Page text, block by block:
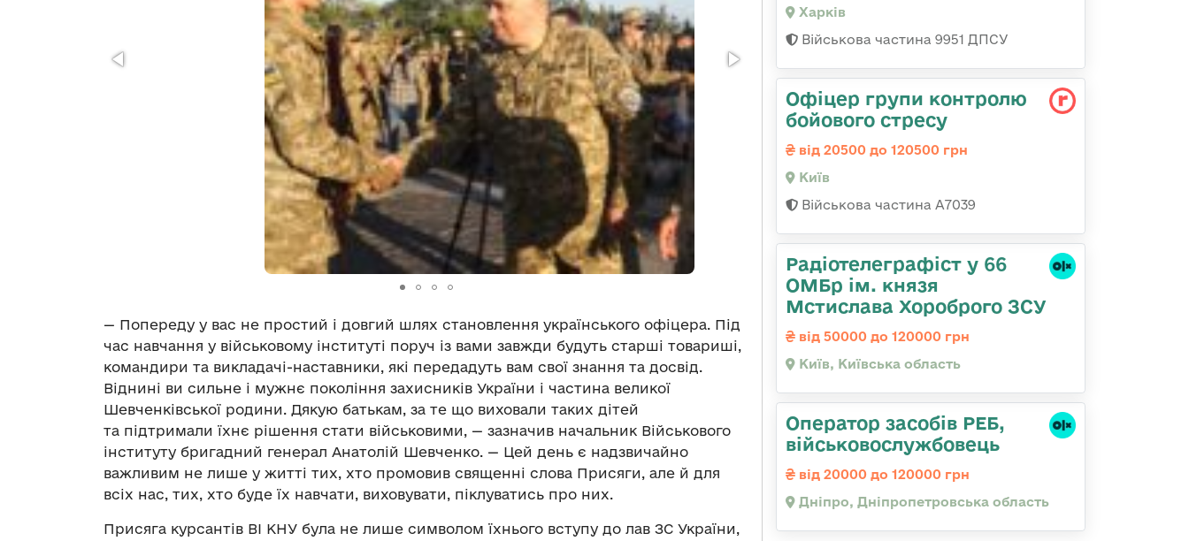
— Попереду у вас не простий і довгий шлях становлення українського офіцера. Під
час навчання у військовому інституті поруч із вами завжди будуть старші товариші,
командири та викладачі-наставники, які передадуть вам свої знання та досвід.
Віднині ви сильне і мужнє покоління захисників України і частина великої
Шевченківської родини. Дякую батькам, за те що виховали таких дітей
та підтримали їхнє рішення стати військовими, — зазначив начальник Військового
інституту бригадний генерал Анатолій Шевченко. — Цей день є надзвичайно
важливим не лише у житті тих, хто промовив священні слова Присяги, але й для
всіх нас, тих, хто буде їх навчати, виховувати, піклуватись про них.
Присяга курсантів ВІ КНУ була не лише символом їхнього вступу до лав ЗС України,
Харків
Військова частина 9951 ДПСУ
Офіцер групи контролю
бойового стресу
від 20500 до 120500 грн
Київ
Військова частина А7039
Радіотелеграфіст у 66
ОМБр ім. князя
Мстислава Хороброго ЗСУ
від 50000 до 120000 грн
Київ, Київська область
Оператор засобів РЕБ,
військовослужбовець
від 20000 до 120000 грн
Дніпро, Дніпропетровська область